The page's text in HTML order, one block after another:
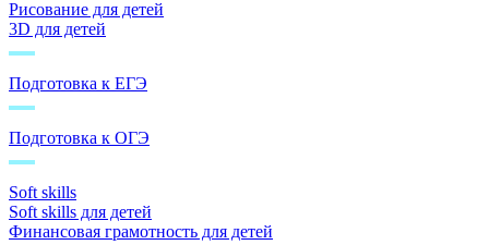
Рисование для детей
3D для детей
Подготовка к ЕГЭ
Подготовка к ОГЭ
Soft skills
Soft skills для детей
Финансовая грамотность для детей